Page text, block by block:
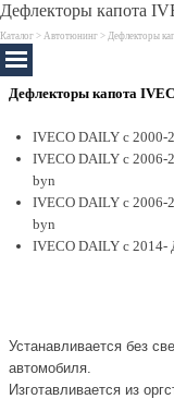
Дефлекторы капота
Каталог > Автотюнинг > Дефлекторы
Дефлекторы капота
IVECO DAILY с
IVECO DAILY с
byn
IVECO DAILY с
byn
IVECO DAILY с
Устанавливается без
автомобиля.
Изготавливается из оргс